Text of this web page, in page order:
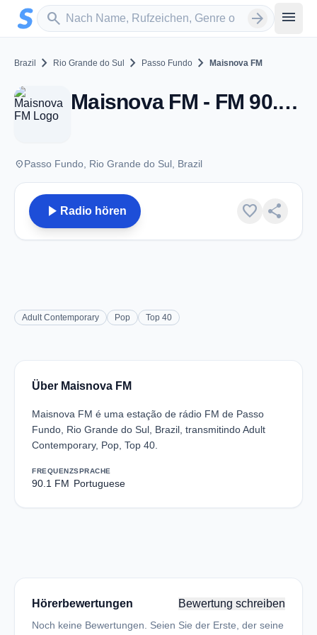
Zum Hauptinhalt springen
search
Sender suchen arrow_forward menu
Brazil chevron_right Rio Grande do Sul chevron_right Passo Fundo chevron_right Maisnova FM
Maisnova FM - FM 90.1 - Passo Fundo
placePasso Fundo, Rio Grande do Sul, Brazil
play_arrow Radio hören favorite share
Adult Contemporary Pop Top 40
Über Maisnova FM
Maisnova FM é uma estação de rádio FM de Passo
Fundo, Rio Grande do Sul, Brazil, transmitindo Adult
Contemporary, Pop, Top 40.
FREQUENZ
90.1 FM
SPRACHE
Portuguese
Hörerbewertungen Bewertung schreiben
Noch keine Bewertungen. Seien Sie der Erste, der seine